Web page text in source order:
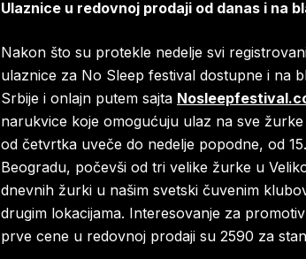
Ulaznice u redovnoj prodaji od danas i na
Nakon što su protekle nedelje svi
ulaznice za No Sleep festival dostupne i na
Srbije i onlajn putem sajta
narukvice koje omogućuju ulaz na sve
od četvrtka uveče do nedelje popodne, od
Beogradu, počevši od tri velike žurke u
dnevnih žurki u našim svetski čuvenim
drugim lokacijama. Interesovanje za
prve cene u redovnoj prodaji su 2590 za